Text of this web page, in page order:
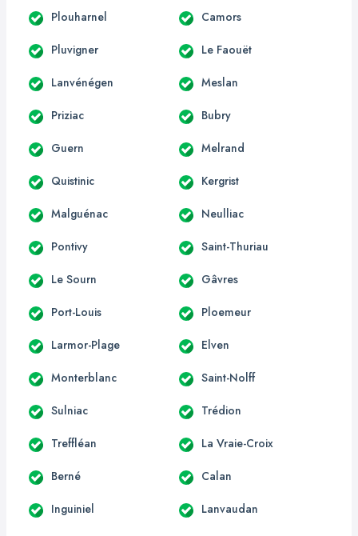
Plouharnel Camors
Pluvigner Le Faouët
Lanvénégen Meslan
Priziac Bubry
Guern Melrand
Quistinic Kergrist
Malguénac Neulliac
Pontivy Saint-Thuriau
Le Sourn Gâvres
Port-Louis Ploemeur
Larmor-Plage Elven
Monterblanc Saint-Nolff
Sulniac Trédion
Treffléan La Vraie-Croix
Berné Calan
Inguiniel Lanvaudan